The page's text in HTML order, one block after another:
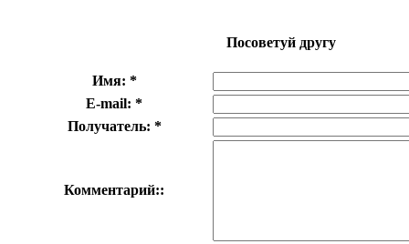
Посоветуй другу
Имя: *
E-mail: *
Получатель: *
Комментарий::